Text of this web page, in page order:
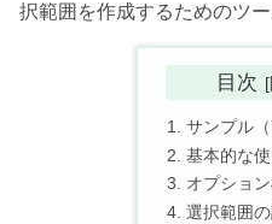
択範囲を作成するためのツー
目次
サンプル（
基本的な
オプショ
選択範囲